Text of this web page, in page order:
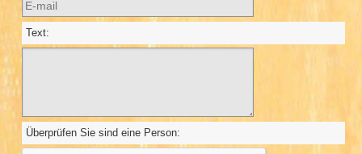
Text:
Überprüfen Sie sind eine Person: